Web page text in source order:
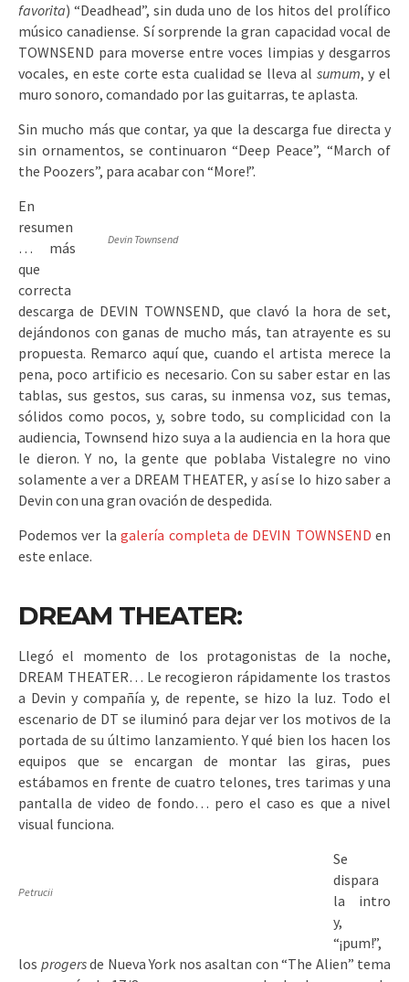
favorita) “Deadhead”, sin duda uno de los hitos del prolífico
músico canadiense. Sí sorprende la gran capacidad vocal de
TOWNSEND para moverse entre voces limpias y desgarros
vocales, en este corte esta cualidad se lleva al sumum, y el
muro sonoro, comandado por las guitarras, te aplasta.
Sin mucho más que contar, ya que la descarga fue directa y
sin ornamentos, se continuaron “Deep Peace”, “March of
the Poozers”, para acabar con “More!”.
Devin Townsend
En
resumen
… más
que
correcta
descarga de DEVIN TOWNSEND, que clavó la hora de set,
dejándonos con ganas de mucho más, tan atrayente es su
propuesta. Remarco aquí que, cuando el artista merece la
pena, poco artificio es necesario. Con su saber estar en las
tablas, sus gestos, sus caras, su inmensa voz, sus temas,
sólidos como pocos, y, sobre todo, su complicidad con la
audiencia, Townsend hizo suya a la audiencia en la hora que
le dieron. Y no, la gente que poblaba Vistalegre no vino
solamente a ver a DREAM THEATER, y así se lo hizo saber a
Devin con una gran ovación de despedida.
Podemos ver lagalería completa de DEVIN TOWNSEND en
este enlace.
DREAM THEATER:
Llegó el momento de los protagonistas de la noche,
DREAM THEATER… Le recogieron rápidamente los trastos
a Devin y compañía y, de repente, se hizo la luz. Todo el
escenario de DT se iluminó para dejar ver los motivos de la
portada de su último lanzamiento. Y qué bien los hacen los
equipos que se encargan de montar las giras, pues
estábamos en frente de cuatro telones, tres tarimas y una
pantalla de video de fondo… pero el caso es que a nivel
visual funciona.
Petrucii
Se
dispara
la intro
y,
“¡pum!”,
los progersde Nueva York nos asaltan con “The Alien” tema